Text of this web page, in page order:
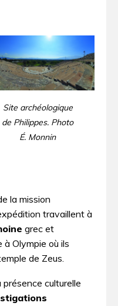
Site archéologique
de Philippes. Photo
É. Monnin
la mission
travaillent à
grec et
Olympie où ils
de Zeus.
culturelle